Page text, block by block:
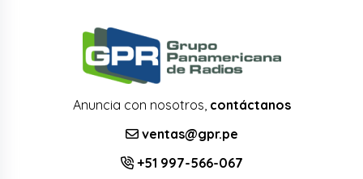
Anuncia con nosotros, contáctanos
ventas@gpr.pe
+51 997-566-067